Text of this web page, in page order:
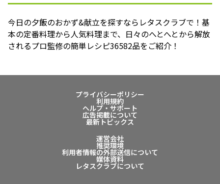
今日の夕飯のおかず&献立を探すならレタスクラブで！基
本の定番料理から人気料理まで、日々のへとへとから解放
されるプロ監修の簡単レシピ36582品をご紹介！
プライバシーポリシー
利用規約
ヘルプ・サポート
広告掲載について
最新トピックス
運営会社
推奨環境
利用者情報の外部送信について
媒体資料
レタスクラブについて